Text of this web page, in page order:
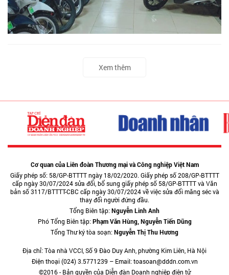
Xem thêm
Cơ quan của Liên đoàn Thương mại và Công nghiệp Việt Nam
Giấy phép số: 58/GP-BTTTT ngày 18/02/2020. Giấy phép số 208/GP-BTTTT
cấp ngày 30/07/2024 sửa đổi, bổ sung giấy phép số 58/GP-BTTTT và Văn
bản số 3117/BTTTT-CBC cấp ngày 30/07/2024 về việc sửa đổi măng séc và
thay đổi người đứng đầu.
Tổng Biên tập:Nguyễn Linh Anh
Phó Tổng Biên tập:Phạm Văn Hùng, Nguyễn Tiến Dũng
Tổng Thư ký tòa soạn:Nguyễn Thị Thu Hương
Địa chỉ: Tòa nhà VCCI, Số 9 Đào Duy Anh, phường Kim Liên, Hà Nội
Điện thoại (024) 3.5771239 – Email: toasoan@dddn.com.vn
©2016 - Bản quyền của Diễn đàn Doanh nghiệp điện tử